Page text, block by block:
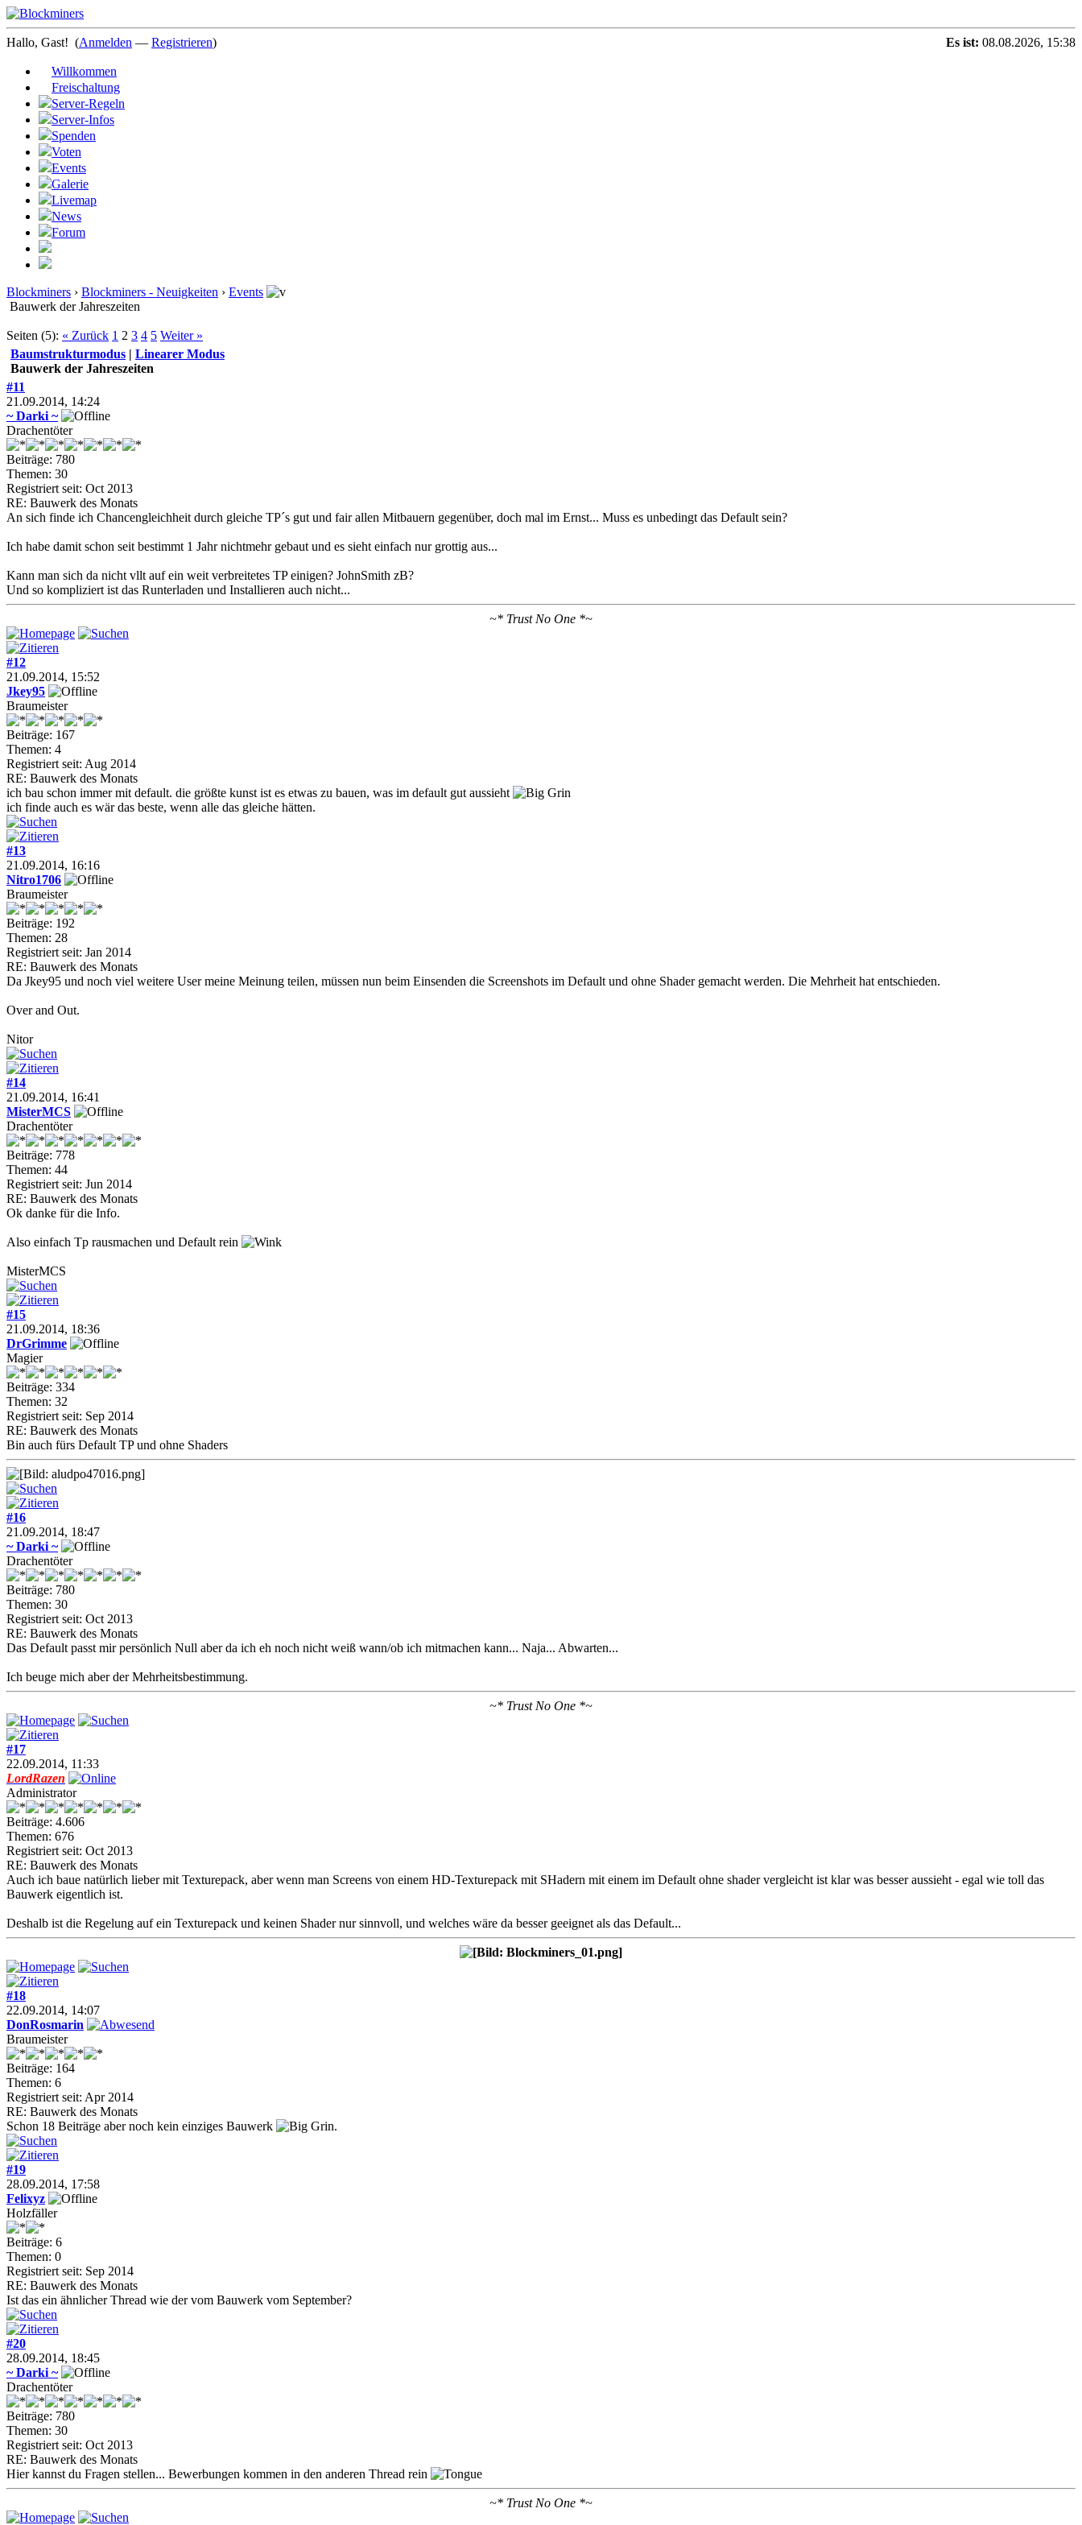
Hallo, Gast! (Anmelden — Registrieren) Es ist: 08.08.2026, 15:38
Willkommen
Freischaltung
Server-Regeln
Server-Infos
Spenden
Voten
Events
Galerie
Livemap
News
Forum
Blockminers › Blockminers - Neuigkeiten › Events
Bauwerk der Jahreszeiten
Seiten (5): « Zurück 1 2 3 4 5 Weiter »
Baumstrukturmodus | Linearer Modus
Bauwerk der Jahreszeiten
#11
21.09.2014, 14:24
~ Darki ~
Drachentöter
Beiträge: 780
Themen: 30
Registriert seit: Oct 2013
RE: Bauwerk des Monats
An sich finde ich Chancengleichheit durch gleiche TP´s gut und fair allen Mitbauern gegenüber, doch mal im Ernst... Muss es unbedingt das Default sein?
Ich habe damit schon seit bestimmt 1 Jahr nichtmehr gebaut und es sieht einfach nur grottig aus...
Kann man sich da nicht vllt auf ein weit verbreitetes TP einigen? JohnSmith zB?
Und so kompliziert ist das Runterladen und Installieren auch nicht...
~* Trust No One *~
#12
21.09.2014, 15:52
Jkey95
Braumeister
Beiträge: 167
Themen: 4
Registriert seit: Aug 2014
RE: Bauwerk des Monats
ich bau schon immer mit default. die größte kunst ist es etwas zu bauen, was im default gut aussieht
ich finde auch es wär das beste, wenn alle das gleiche hätten.
#13
21.09.2014, 16:16
Nitro1706
Braumeister
Beiträge: 192
Themen: 28
Registriert seit: Jan 2014
RE: Bauwerk des Monats
Da Jkey95 und noch viel weitere User meine Meinung teilen, müssen nun beim Einsenden die Screenshots im Default und ohne Shader gemacht werden. Die Mehrheit hat entschieden.
Over and Out.
Nitor
#14
21.09.2014, 16:41
MisterMCS
Drachentöter
Beiträge: 778
Themen: 44
Registriert seit: Jun 2014
RE: Bauwerk des Monats
Ok danke für die Info.
Also einfach Tp rausmachen und Default rein
MisterMCS
#15
21.09.2014, 18:36
DrGrimme
Magier
Beiträge: 334
Themen: 32
Registriert seit: Sep 2014
RE: Bauwerk des Monats
Bin auch fürs Default TP und ohne Shaders
#16
21.09.2014, 18:47
~ Darki ~
Drachentöter
Beiträge: 780
Themen: 30
Registriert seit: Oct 2013
RE: Bauwerk des Monats
Das Default passt mir persönlich Null aber da ich eh noch nicht weiß wann/ob ich mitmachen kann... Naja... Abwarten...
Ich beuge mich aber der Mehrheitsbestimmung.
~* Trust No One *~
#17
22.09.2014, 11:33
LordRazen
Administrator
Beiträge: 4.606
Themen: 676
Registriert seit: Oct 2013
RE: Bauwerk des Monats
Auch ich baue natürlich lieber mit Texturepack, aber wenn man Screens von einem HD-Texturepack mit SHadern mit einem im Default ohne shader vergleicht ist klar was besser aussieht - egal wie toll das
Bauwerk eigentlich ist.
Deshalb ist die Regelung auf ein Texturepack und keinen Shader nur sinnvoll, und welches wäre da besser geeignet als das Default...
#18
22.09.2014, 14:07
DonRosmarin
Braumeister
Beiträge: 164
Themen: 6
Registriert seit: Apr 2014
RE: Bauwerk des Monats
Schon 18 Beiträge aber noch kein einziges Bauwerk
.
#19
28.09.2014, 17:58
Felixyz
Holzfäller
Beiträge: 6
Themen: 0
Registriert seit: Sep 2014
RE: Bauwerk des Monats
Ist das ein ähnlicher Thread wie der vom Bauwerk vom September?
#20
28.09.2014, 18:45
~ Darki ~
Drachentöter
Beiträge: 780
Themen: 30
Registriert seit: Oct 2013
RE: Bauwerk des Monats
Hier kannst du Fragen stellen... Bewerbungen kommen in den anderen Thread rein
~* Trust No One *~